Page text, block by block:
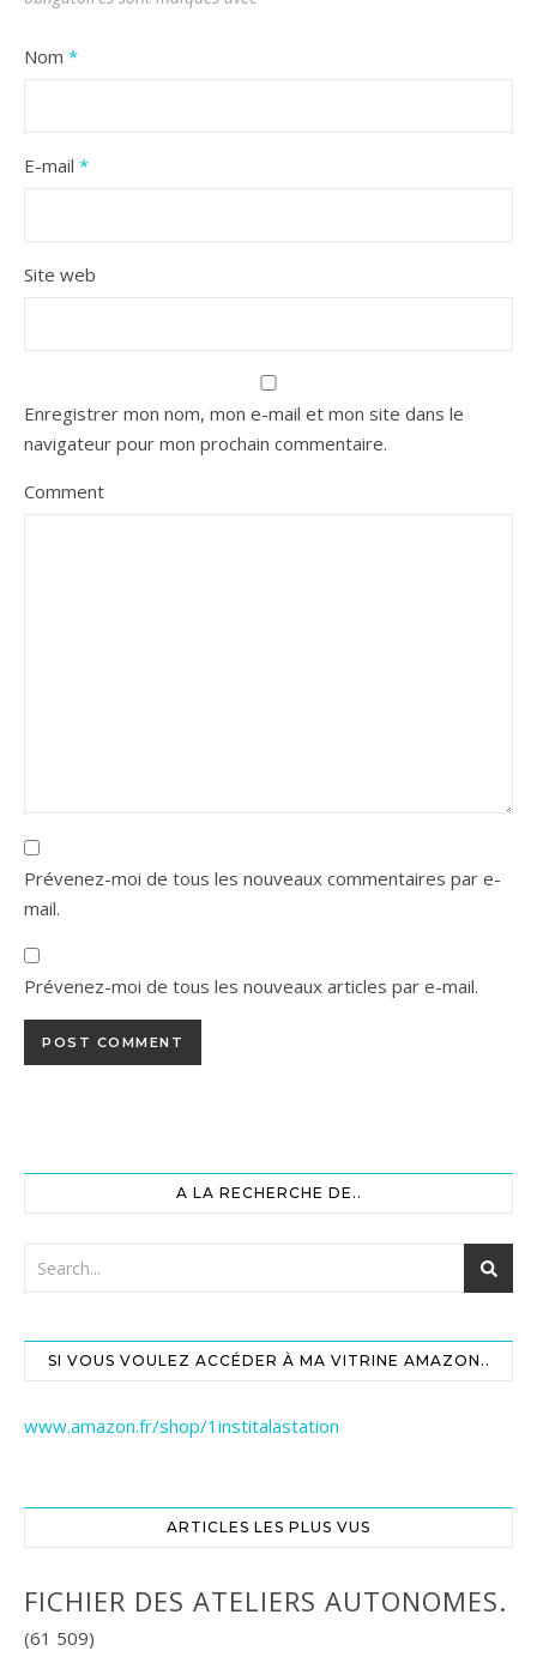
Nom *
E-mail *
Site web
Enregistrer mon nom, mon e-mail et mon site dans le
navigateur pour mon prochain commentaire.
Comment
Prévenez-moi de tous les nouveaux commentaires par e-
mail.
Prévenez-moi de tous les nouveaux articles par e-mail.
A LA RECHERCHE DE..
SI VOUS VOULEZ ACCÉDER À MA VITRINE AMAZON..
www.amazon.fr/shop/1institalastation
ARTICLES LES PLUS VUS
FICHIER DES ATELIERS AUTONOMES.
(61 509)